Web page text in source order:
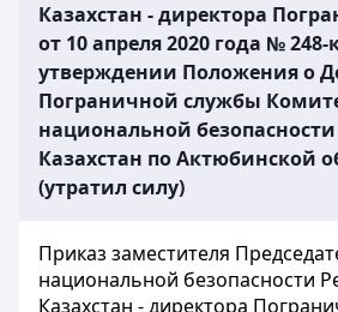
Казахстан - директора
от 10 апреля 2020 года №
утверждении Положения о
Пограничной службы
национальной
Казахстан по Актюбинской
(утратил силу)
Приказ заместителя
национальной безопасности
Казахстан - директора